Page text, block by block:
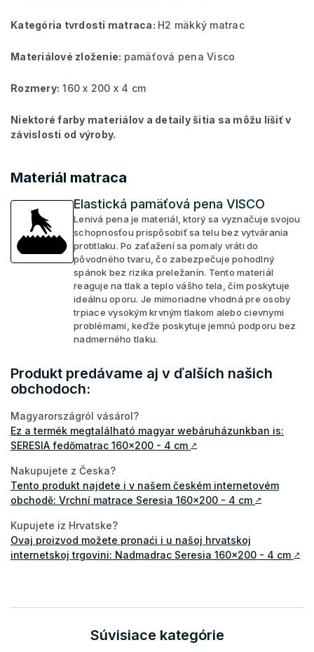
Kategória tvrdosti matraca: H2 mäkký matrac
Materiálové zloženie: pamäťová pena Visco
Rozmery: 160 x 200 x 4 cm
Niektoré farby materiálov a detaily šitia sa môžu líšiť v
závislosti od výroby.
Materiál matraca
Elastická pamäťová pena VISCO
Lenivá pena je materiál, ktorý sa vyznačuje svojou
schopnosťou prispôsobiť sa telu bez vytvárania
protitlaku. Po zaťažení sa pomaly vráti do
pôvodného tvaru, čo zabezpečuje pohodlný
spánok bez rizika preležanín. Tento materiál
reaguje na tlak a teplo vášho tela, čím poskytuje
ideálnu oporu. Je mimoriadne vhodná pre osoby
trpiace vysokým krvným tlakom alebo cievnymi
problémami, keďže poskytuje jemnú podporu bez
nadmerného tlaku.
Produkt predávame aj v ďalších našich
obchodoch:
Magyarországról vásárol?
Ez a termék megtalálható magyar webáruházunkban is:
SERESIA fedőmatrac 160x200 - 4 cm ↗
Nakupujete z Česka?
Tento produkt najdete i v našem českém internetovém
obchodě: Vrchní matrace Seresia 160x200 - 4 cm ↗
Kupujete iz Hrvatske?
Ovaj proizvod možete pronaći i u našoj hrvatskoj
internetskoj trgovini: Nadmadrac Seresia 160x200 - 4 cm ↗
Súvisiace kategórie